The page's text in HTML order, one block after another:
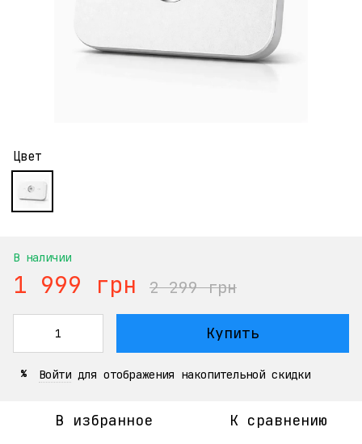
Цвет
В наличии
1 999 грн 2 299 грн
Купить
% Войти для отображения накопительной скидки
В избранное К сравнению